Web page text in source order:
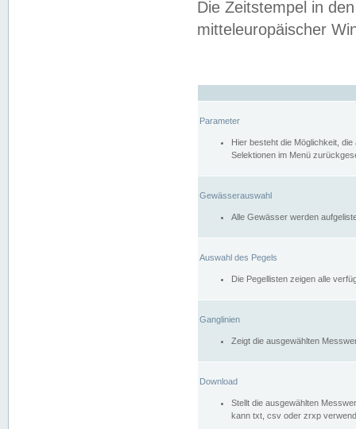
Die Zeitstempel in
mitteleuropäischer
Parameter
Hier besteht die Möglichkeit,
Selektionen im Menü
Gewässerauswahl
Alle Gewässer werden
Auswahl des Pegels
Die Pegellisten zeigen alle
Ganglinien
Zeigt die ausgewählten
Download
Stellt die ausgewählten
kann txt, csv oder zrxp